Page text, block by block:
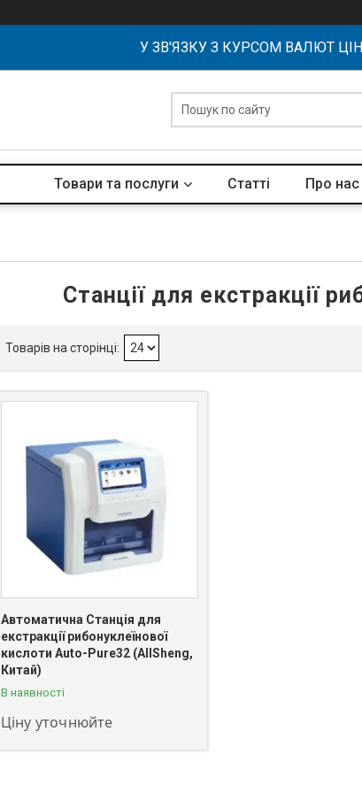
У ЗВ'ЯЗКУ З КУРСОМ ВАЛЮТ
Товари та послуги Статті Про нас
Станції для екстракції
Автоматична Станція для
екстракції рибонуклеїнової
кислоти Auto-Pure32 (AllSheng,
Китай)
В наявності
Ціну уточнюйте
+380 (63) 811-08-59